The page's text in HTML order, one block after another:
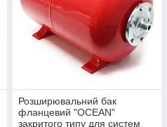
Розширювальний бак
фланцевий "OCEAN"
закритого типу для систем